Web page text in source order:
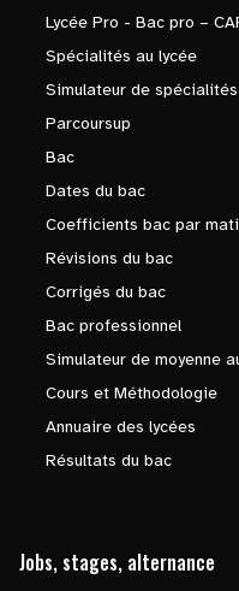
Lycée Pro - Bac pro –
Spécialités au lycée
Simulateur de spécialités
Parcoursup
Bac
Dates du bac
Coefficients bac par
Révisions du bac
Corrigés du bac
Bac professionnel
Simulateur de moyenne
Cours et Méthodologie
Annuaire des lycées
Résultats du bac
Jobs, stages, alternance